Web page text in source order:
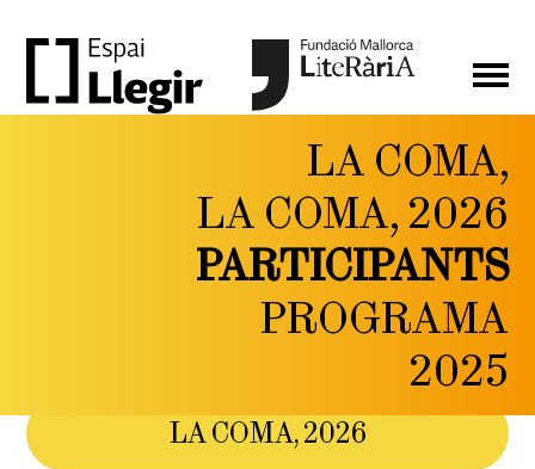
LA COMA,
LA COMA, 2026
PARTICIPANTS
PROGRAMA
2025
FESTIVAL DE LITERATURA
I PENSAMENT CONTEMPORANI
LA COMA, 2026